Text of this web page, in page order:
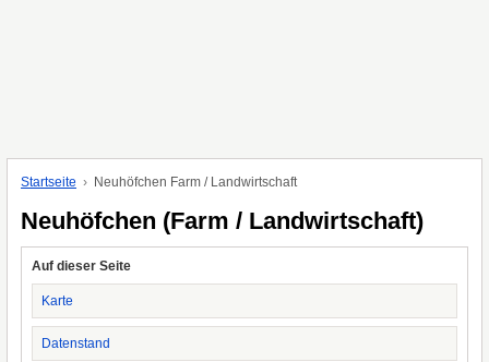
Startseite Neuhöfchen Farm / Landwirtschaft
Neuhöfchen (Farm / Landwirtschaft)
Auf dieser Seite
Karte
Datenstand